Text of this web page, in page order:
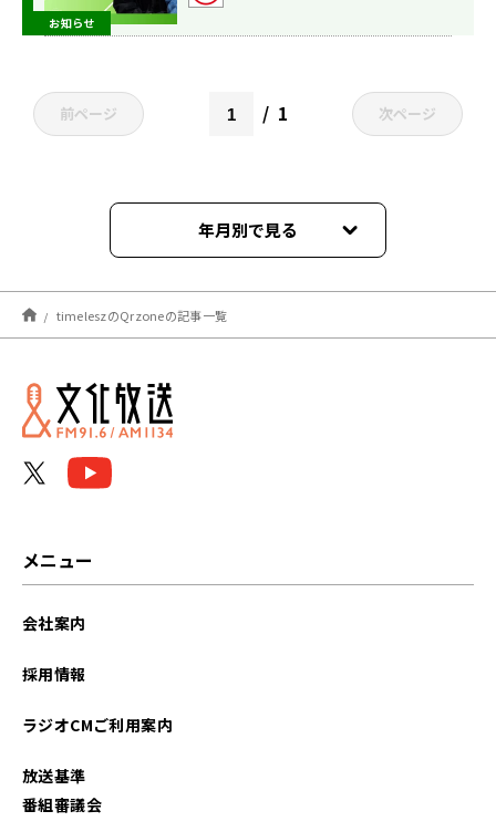
お知らせ
前ページ 1 次ページ
年月別で見る
2026年02月
2025年11月
2025年10月
timeleszのQrzoneの記事一覧
メニュー
会社案内
採用情報
ラジオCMご利用案内
放送基準
番組審議会